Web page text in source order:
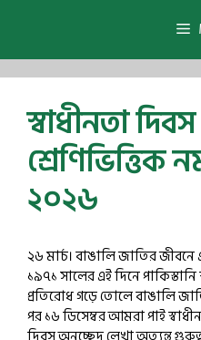
স্বাধীনতা
শ্রেণিভিত্তিক
২০২৬
২৬ মার্চ। বাঙালি জাতির
১৯৭১ সালের এই দিনে
প্রতিরোধ গড়ে তোলে বাঙালি
পর ১৬ ডিসেম্বর আমরা পাই